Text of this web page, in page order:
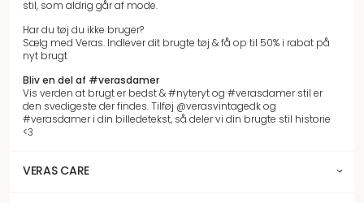
stil, som aldrig går af mode.
Har du tøj du ikke bruger?
Sælg med Veras. Indlever dit brugte tøj & få op til 50% i rabat på
nyt brugt
Bliv en del af #verasdamer
Vis verden at brugt er bedst & #nyteryt og #verasdamer stil er
den svedigeste der findes. Tilføj @verasvintagedk og
#verasdamer i din billedetekst, så deler vi din brugte stil historie
<3
VERAS CARE